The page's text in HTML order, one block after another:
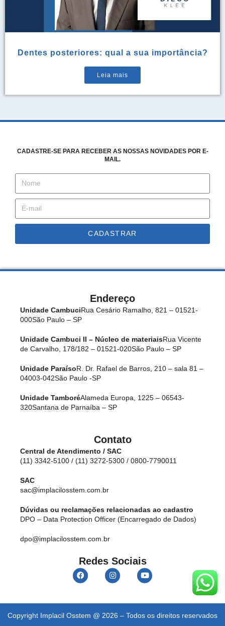
Dentes posteriores: qual a sua importância?
Leia mais
CADASTRE-SE PARA RECEBER AS NOSSAS NOVIDADES POR E-
MAIL.
CADASTRAR
Endereço
Unidade CambuciRua Cesário Ramalho, 821 – 01521-
000São Paulo – SP
Unidade Cambuci II – Núcleo de materiaisRua Vicente
de Carvalho, 178/182 – 01521-020São Paulo – SP
Unidade ParaísoR. Dr. Rafael de Barros, 210 – sala 81 –
04003-042São Paulo -SP
Unidade TamboréAlameda Europa, 1225 – 06543-
320Santana de Parnaíba – SP
Contato
Central de Atendimento / SAC
(11) 3342-5100 / (11) 3272-5300 / 0800-7790011
SAC
sac@implacilosstem.com.br
Dúvidas ou reclamações relacionadas ao cadastro
DPO – Data Protection Officer (Encarregado de Dados)
dpo@implacilosstem.com.br
Redes Sociais
Copyright Implacil Osstem @ 2026 – Todos os direitos reservados